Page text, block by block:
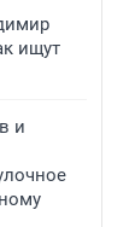
ищут
и